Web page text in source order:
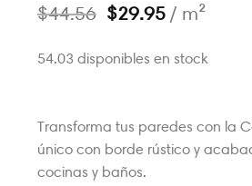
$44.56 $29.95 / m²
54.03 disponibles en stock
Transforma tus paredes con la
único con borde rústico y
cocinas y baños.